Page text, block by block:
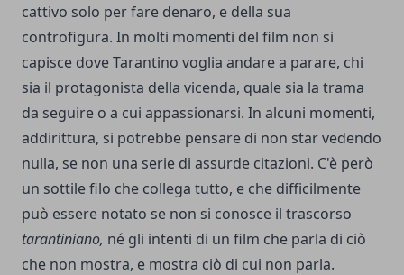
cattivo solo per fare denaro, e della sua
controfigura. In molti momenti del film non si
capisce dove Tarantino voglia andare a parare, chi
sia il protagonista della vicenda, quale sia la trama
da seguire o a cui appassionarsi. In alcuni momenti,
addirittura, si potrebbe pensare di non star vedendo
nulla, se non una serie di assurde citazioni. C'è però
un sottile filo che collega tutto, e che difficilmente
può essere notato se non si conosce il trascorso
tarantiniano, né gli intenti di un film che parla di ciò
che non mostra, e mostra ciò di cui non parla.